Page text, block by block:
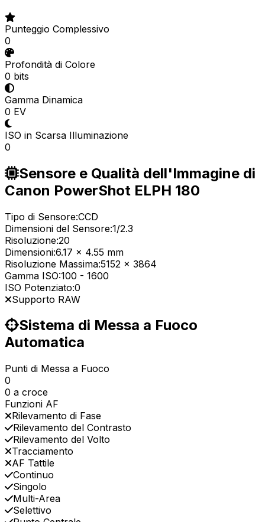
Punteggio Complessivo
0
Profondità di Colore
0 bits
Gamma Dinamica
0 EV
ISO in Scarsa Illuminazione
0
Sensore e Qualità dell'Immagine di
Canon PowerShot ELPH 180
Tipo di Sensore:CCD
Dimensioni del Sensore:1/2.3
Risoluzione:20
Dimensioni:6.17 x 4.55 mm
Risoluzione Massima:5152 x 3864
Gamma ISO:100 - 1600
ISO Potenziato:0
Supporto RAW
Sistema di Messa a Fuoco
Automatica
Punti di Messa a Fuoco
0
0 a croce
Funzioni AF
Rilevamento di Fase
Rilevamento del Contrasto
Rilevamento del Volto
Tracciamento
AF Tattile
Continuo
Singolo
Multi-Area
Selettivo